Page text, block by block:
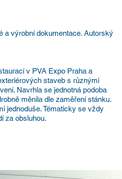
a výrobní dokumentace. Autorský
v PVA Expo Praha a
staveb s různými
Navrhla se jednotná podoba
měnila dle zaměření stánku.
jednoduše. Tématicky se vždy
za obsluhou.